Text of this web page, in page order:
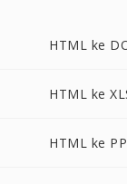
HTML ke
HTML ke
HTML ke